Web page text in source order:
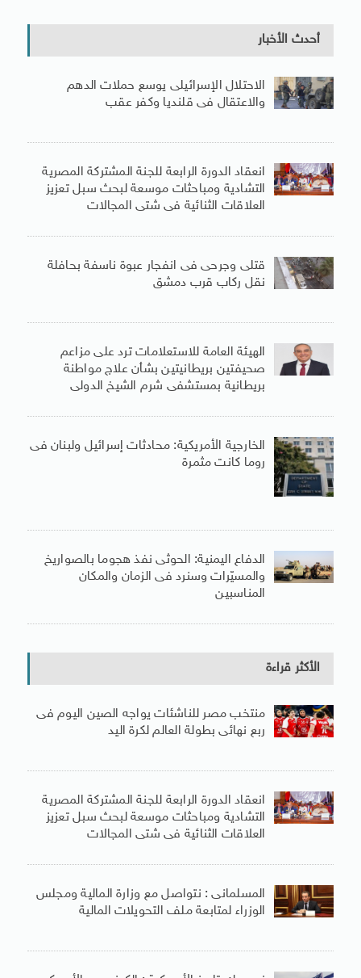
أحدث الأخبار
الاحتلال الإسرائيلى يوسع حملات الدهم
والاعتقال فى قلنديا وكفر عقب
انعقاد الدورة الرابعة للجنة المشتركة المصرية
التشادية ومباحثات موسعة لبحث سبل تعزيز
العلاقات الثنائية فى شتى المجالات
قتلى وجرحى فى انفجار عبوة ناسفة بحافلة
نقل ركاب قرب دمشق
الهيئة العامة للاستعلامات ترد على مزاعم
صحيفتين بريطانيتين بشأن علاج مواطنة
بريطانية بمستشفى شرم الشيخ الدولى
الخارجية الأمريكية: محادثات إسرائيل ولبنان فى
روما كانت مثمرة
الدفاع اليمنية: الحوثى نفذ هجوما بالصواريخ
والمسيّرات وسنرد فى الزمان والمكان
المناسبين
الأكثر قراءة
منتخب مصر للناشئات يواجه الصين اليوم فى
ربع نهائى بطولة العالم لكرة اليد
انعقاد الدورة الرابعة للجنة المشتركة المصرية
التشادية ومباحثات موسعة لبحث سبل تعزيز
العلاقات الثنائية فى شتى المجالات
المسلمانى : نتواصل مع وزارة المالية ومجلس
الوزراء لمتابعة ملف التحويلات المالية